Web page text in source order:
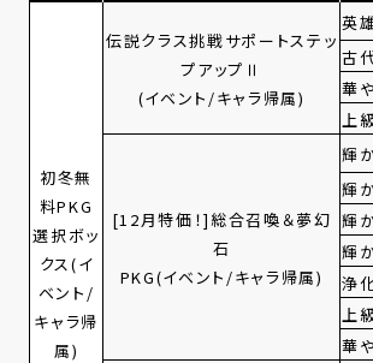
初冬無
料PKG
選択ボッ
クス(イ
ベント/
キャラ帰
属)
伝説クラス挑戦サポートステッ
プアップⅡ
(イベント/キャラ帰属)
英
古
華
上
[12月特価！]総合召喚＆夢幻
石
PKG(イベント/キャラ帰属)
輝
輝
輝
輝
浄
上
華